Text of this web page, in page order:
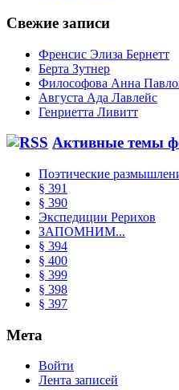
Свежие записи
Френсис Элиза Бернетт
Берта Зутнер
Философова Анна
Августа Ада Лавлейс
Генриетта Ливитт
Активные темы
Поэтические
§ 391
§ 390
Экспедиции Рерихов
ЗАПОМНИМ...
§ 394
§ 400
§ 399
§ 398
§ 397
Мета
Войти
Лента записей